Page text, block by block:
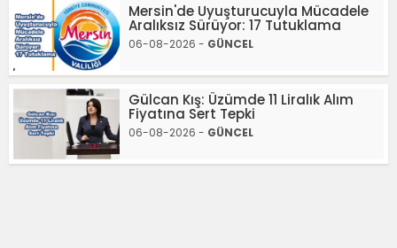
Mersin'de Uyuşturucuyla Mücadele
Aralıksız Sürüyor: 17 Tutuklama
06-08-2026 - GÜNCEL
Gülcan Kış: Üzümde 11 Liralık Alım
Fiyatına Sert Tepki
06-08-2026 - GÜNCEL